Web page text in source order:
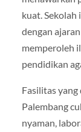
kuat.
dengan
memperoleh
pendidikan
Fasilitas
Palembang
nyaman,